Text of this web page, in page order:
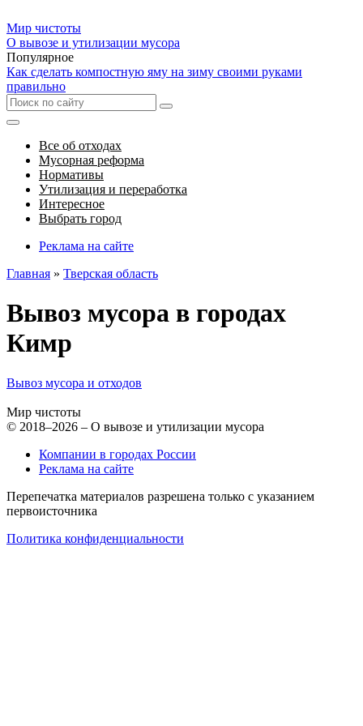
Мир чистоты
О вывозе и утилизации мусора
Популярное
Как сделать компостную яму на зиму своими руками
правильно
Все об отходах
Мусорная реформа
Нормативы
Утилизация и переработка
Интересное
Выбрать город
Реклама на сайте
Главная » Тверская область
Вывоз мусора в городах
Кимр
Вывоз мусора и отходов
Мир чистоты
© 2018–2026 – О вывозе и утилизации мусора
Компании в городах России
Реклама на сайте
Перепечатка материалов разрешена только с указанием
первоисточника
Политика конфиденциальности